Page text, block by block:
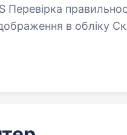
Складання та подання